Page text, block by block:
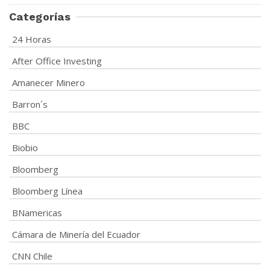
Categorías
24 Horas
After Office Investing
Amanecer Minero
Barron´s
BBC
Biobio
Bloomberg
Bloomberg Línea
BNamericas
Cámara de Minería del Ecuador
CNN Chile